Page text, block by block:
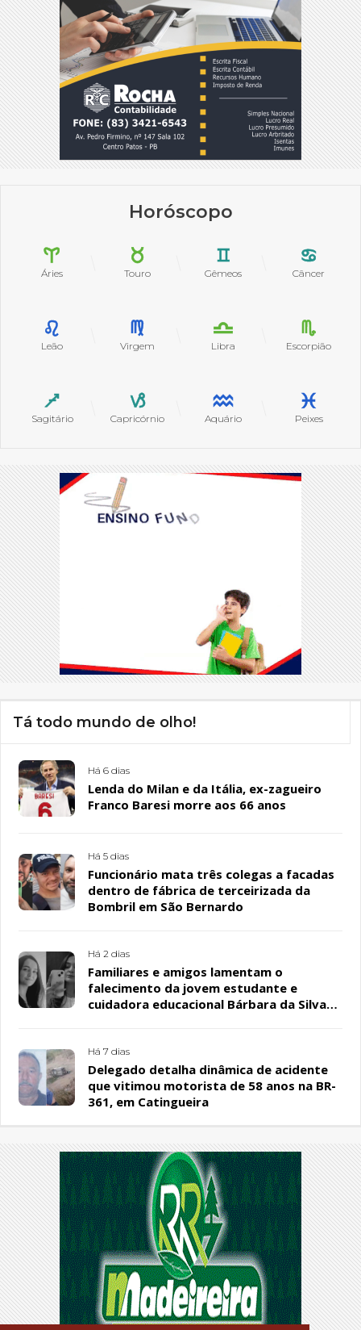
Horóscopo
Áries Touro Gêmeos Câncer
Leão Virgem Libra Escorpião
Sagitário Capricórnio Aquário Peixes
Tá todo mundo de olho!
Há 6 dias
Lenda do Milan e da Itália, ex-zagueiro
Franco Baresi morre aos 66 anos
Há 5 dias
Funcionário mata três colegas a facadas
dentro de fábrica de terceirizada da
Bombril em São Bernardo
Há 2 dias
Familiares e amigos lamentam o
falecimento da jovem estudante e
cuidadora educacional Bárbara da Silva
Há 7 dias
Delegado detalha dinâmica de acidente
que vitimou motorista de 58 anos na BR-
361, em Catingueira